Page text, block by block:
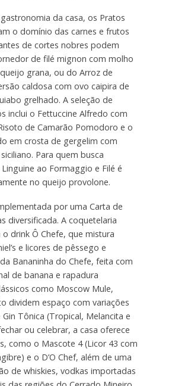
da casa, os Pratos
o domínio das carnes e frutos
de cortes nobres podem
de filé mignon com molho
grana, ou do Arroz de
caldosa com ovo caipira de
grelhado. A seleção de
inclui o Fettuccine Alfredo com
de Camarão Pomodoro e o
em crosta de gergelim com
Para quem busca
ao Formaggio e Filé é
no queijo provolone.
por uma Carta de
diversificada. A coquetelaria
drink Ô Chefe, que mistura
e licores de pêssego e
Bananinha do Chefe, feita com
de banana e rapadura
como Moscow Mule,
dividem espaço com variações
Tônica (Tropical, Melancita e
ou celebrar, a casa oferece
como o Mascote 4 (Licor 43 com
e o D’O Chef, além de uma
de whiskies, vodkas importadas